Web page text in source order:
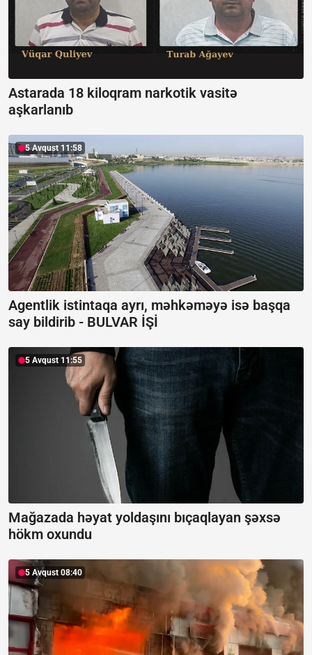
Astarada 18 kiloqram narkotik vasitə
aşkarlanıb
5 Avqust 11:58
Agentlik istintaqa ayrı, məhkəməyə isə başqa
say bildirib - BULVAR İŞİ
5 Avqust 11:55
Mağazada həyat yoldaşını bıçaqlayan şəxsə
hökm oxundu
5 Avqust 08:40